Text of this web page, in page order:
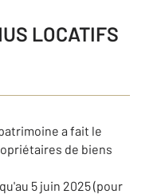
LOCATIFS
a fait le
de biens
5 juin 2025 (pour